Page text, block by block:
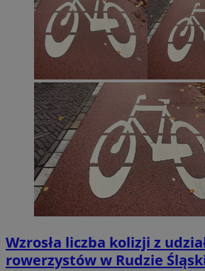
Wzrosła liczba kolizji z
rowerzystów w Rudzie